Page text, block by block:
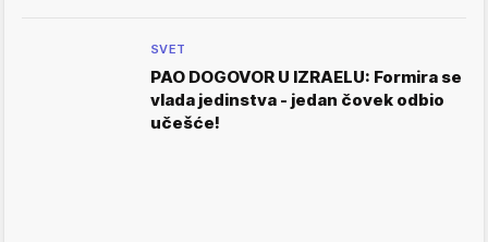
SVET
PAO DOGOVOR U IZRAELU: Formira se
vlada jedinstva - jedan čovek odbio
učešće!